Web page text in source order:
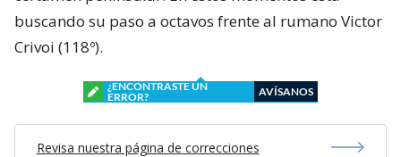
buscando su paso a octavos frente al rumano Victor
Crivoi (118º).
¿ENCONTRASTE UN
ERROR?
AVÍSANOS
Revisa nuestra página de correcciones